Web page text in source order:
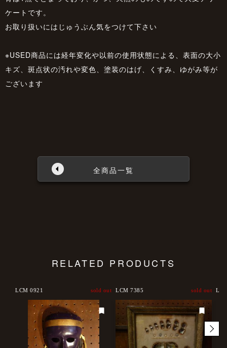
ケートです。
お取り扱いにはじゅうぶん気をつけて下さい
※USED商品には経年変化や以前の使用状態による、表面の大小
キズ、斑点状の汚れや変色、塗装のはげ、くすみ、ゆがみ等が
ございます
全商品一覧
RELATED PRODUCTS
LCM 0921 sold out LCM 7385 sold out